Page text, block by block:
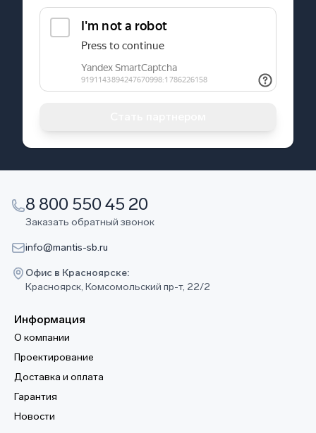
8 800 550 45 20
Заказать обратный звонок
info@mantis-sb.ru
Офис в Красноярске:
Красноярск, Комсомольский пр-т, 22/2
Информация
О компании
Проектирование
Доставка и оплата
Гарантия
Новости